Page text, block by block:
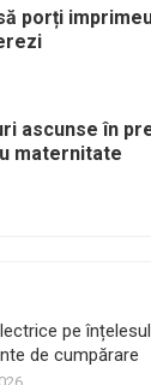
porți
ascunse în
maternitate
pe
de cumpărare